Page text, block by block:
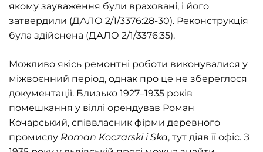
якому зауваження були враховані, і його
затвердили (ДАЛО 2/1/3376:28-30). Реконструкція
була здійснена (ДАЛО 2/1/3376:35).
Можливо якісь ремонтні роботи виконувалися у
міжвоєнний період, однак про це не збереглося
документації. Близько 1927–1935 років
помешкання у віллі орендував Роман
Кочарський, співвласник фірми деревного
промислу Roman KoczarskiiSka, тут діяв її офіс. З